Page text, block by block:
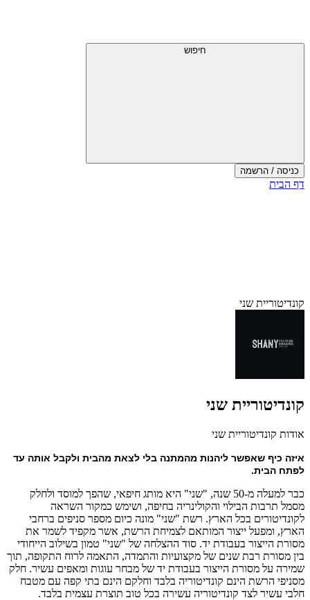
עליון
חיפוש
כניסה / הרשמה
סוף
דף הבית
קונדיטוריית שני
קונדיטוריית שני
אודות קונדיטוריית שני
איזה כיף שאפשר ליהנות מהמתנה בלי לצאת מהבית ולקבל אותה עד
לפתח הבית.
כבר למעלה מ-50 שנה, "שני" היא מותג חיפאי, שהפך למוסד ולחלק
מסמל תרבות הבילוי והקולינריה בחיפה, ושימש כמקור השראה
לקונדיטורים בכל הארץ. רשת "שני" מונה כיום מספר סניפים ברחבי
הארץ, ומפעל ייצור המותאם לצמיחת הרשת, אשר מקפיד לשמר את
מסורת הייצור בעבודת יד. סוד ההצלחה של "שני" טמון בשילוב הייחודי
בין מסורת רבת שנים של מקצועיות והתמדה, התאמה לרוח התקופה, תוך
שמירה על מסורת הייצור בעבודת יד של מבחר עוגות ומאפים עשיר. חלק
מסניפי הרשת הינם קונדיטוריה בלבד וחלקם הינם בתי קפה עם מטבח
חלבי עשיר לצד קונדיטוריה עשירה בכל טוב תוצרת עצמית בלבד.